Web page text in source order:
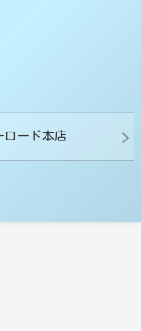
ロード本店